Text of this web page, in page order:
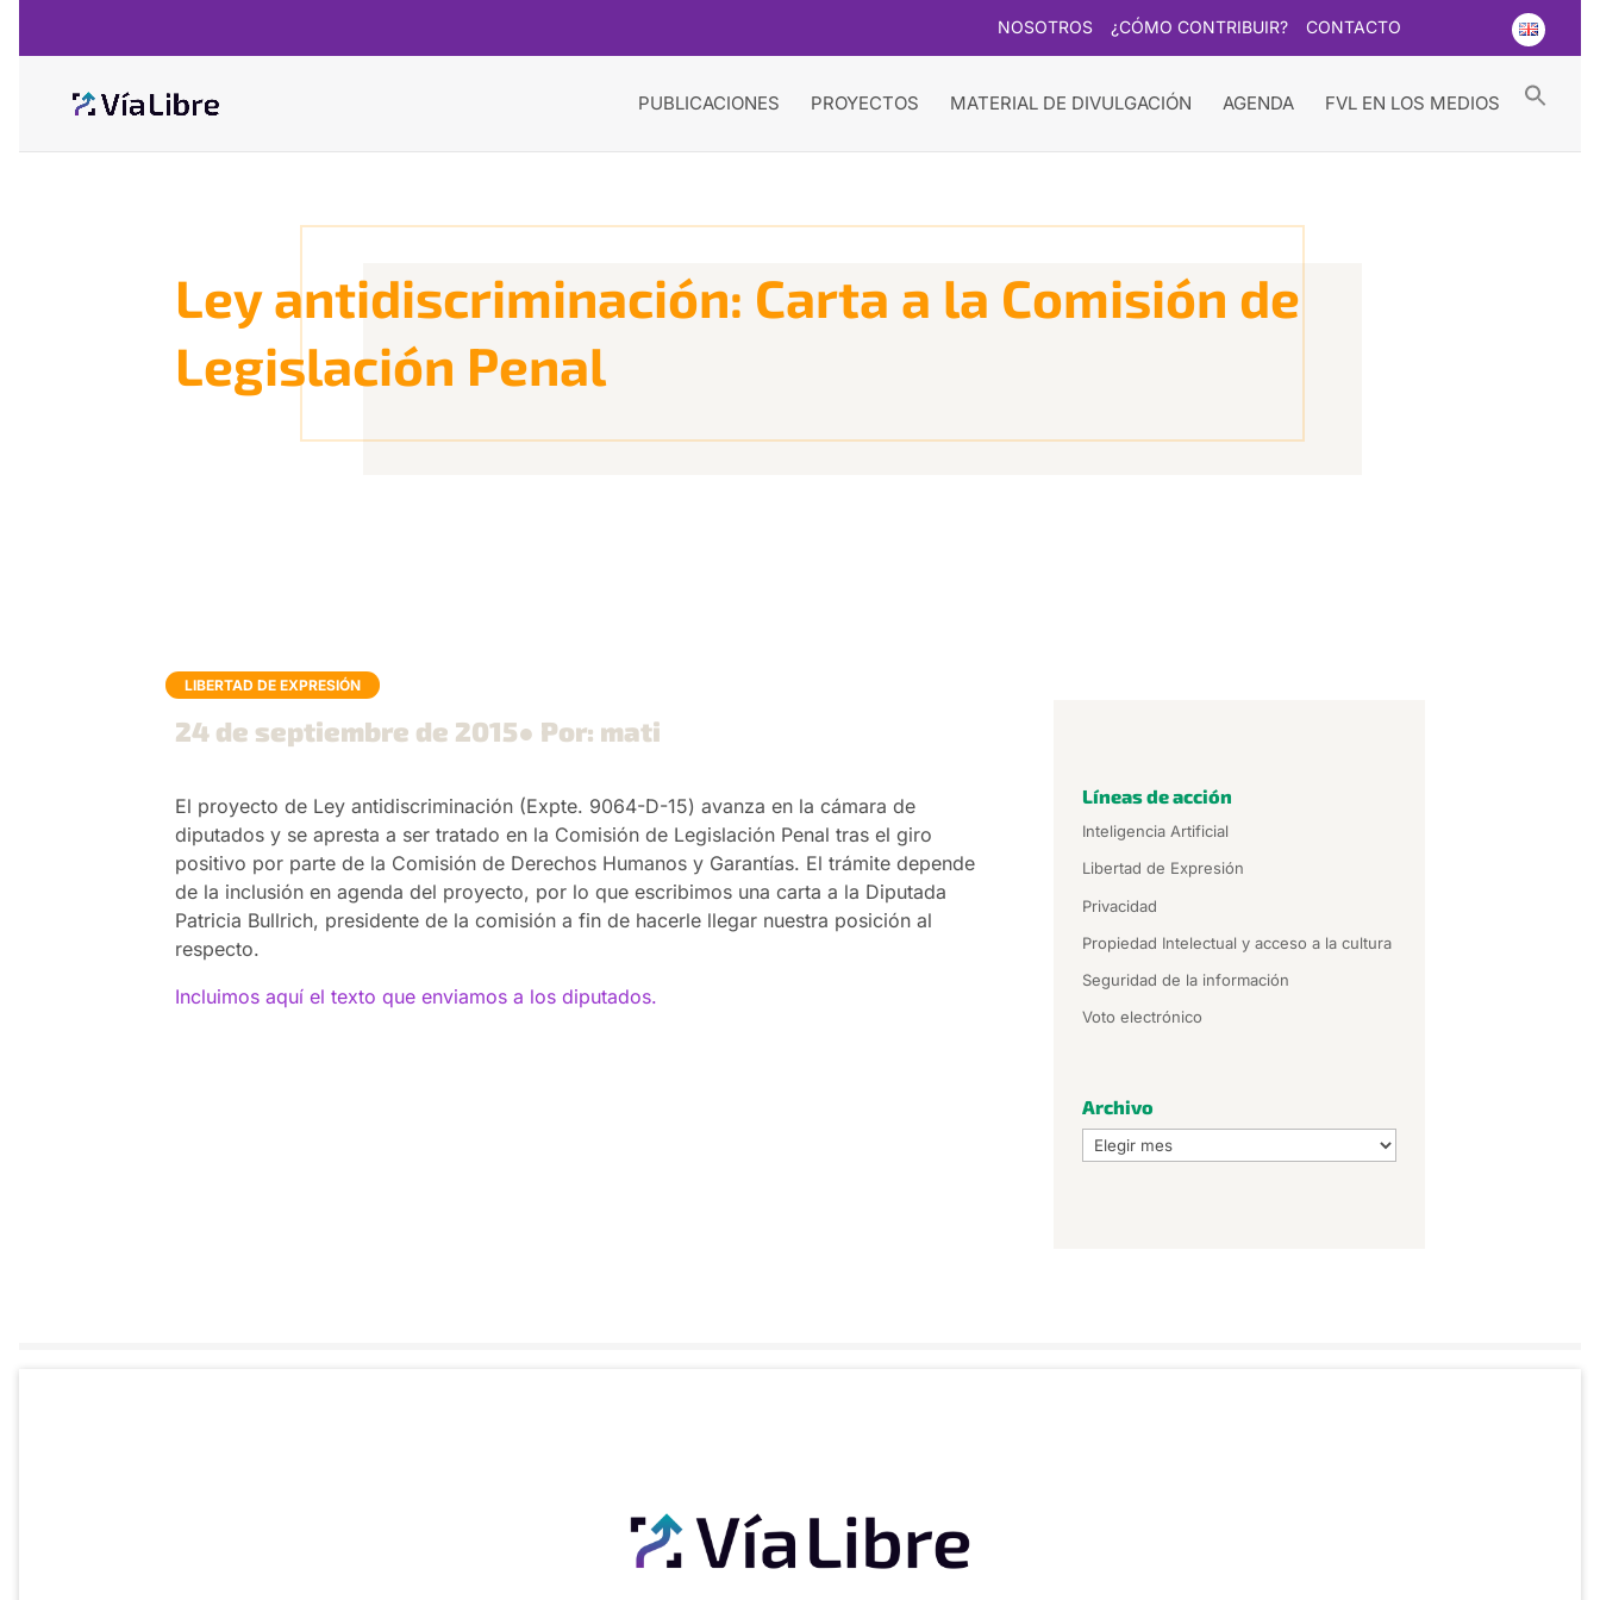
NOSOTROS ¿CÓMO CONTRIBUIR? CONTACTO
PUBLICACIONES PROYECTOS MATERIAL DE DIVULGACIÓN AGENDA FVL EN LOS MEDIOS
Ley antidiscriminación: Carta a la Comisión de
Legislación Penal
LIBERTAD DE EXPRESIÓN
24 de septiembre de 2015● Por: mati
El proyecto de Ley antidiscriminación (Expte. 9064-D-15) avanza en la cámara de
diputados y se apresta a ser tratado en la Comisión de Legislación Penal tras el giro
positivo por parte de la Comisión de Derechos Humanos y Garantías. El trámite depende
de la inclusión en agenda del proyecto, por lo que escribimos una carta a la Diputada
Patricia Bullrich, presidente de la comisión a fin de hacerle llegar nuestra posición al
respecto.
Incluimos aquí el texto que enviamos a los diputados.
Líneas de acción
Inteligencia Artificial
Libertad de Expresión
Privacidad
Propiedad Intelectual y acceso a la cultura
Seguridad de la información
Voto electrónico
Archivo
Archivo